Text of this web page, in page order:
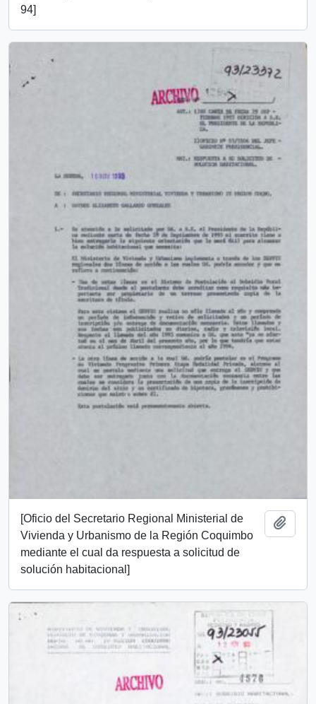
94]
[Oficio del Secretario Regional Ministerial de
Vivienda y Urbanismo de la Región Coquimbo
mediante el cual da respuesta a solicitud de
solución habitacional]